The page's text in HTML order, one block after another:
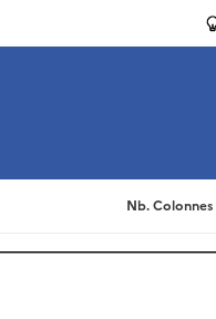
Nb. Colonnes